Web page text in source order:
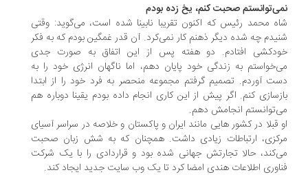
صحبت کنم، یخ زده بودم
محمد رئیس که اکنون تقریبا نابینا شده است، می‌گوید: وقتی
چه شده دیگر ذهنم کار نمی‌کرد. آن قدر غمگین بودم که به فکر
افتادم. دو هفته پس از این اتفاق به صورت جدی
به زندگی خود پایان دهم، اما ناگهان انرژی خود را به
آوردم. تصمیم گرفتم مجموعه منحصر به فرد خود را از ابتدا
کنم. اگر پیش از این کاری انجام داده بودم یقینا دوباره هم
انجامش دهم.
قبلا در کشور هایی مانند ایران و پاکستان و خلاصه در سراسر آسیای
ارتباطات زیادی داشت. همچنان که به شش زبان صحبت
حالا تجارتش جهانی شده بود و قراردادی را با یک شرکت
اطلاعات هندی امضا کرد تا یک وب سایت جدید ایجاد کند.